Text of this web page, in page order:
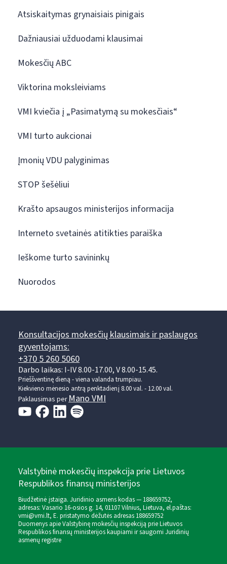
Atsiskaitymas grynaisiais pinigais
Dažniausiai užduodami klausimai
Mokesčių ABC
Viktorina moksleiviams
VMI kviečia į „Pasimatymą su mokesčiais“
VMI turto aukcionai
Įmonių VDU palyginimas
STOP šešėliui
Krašto apsaugos ministerijos informacija
Interneto svetainės atitikties paraiška
Ieškome turto savininkų
Nuorodos
Konsultacijos mokesčių klausimais ir paslaugos
gyventojams:
+370 5 260 5060
Darbo laikas: I-IV 8.00-17.00, V 8.00-15.45.
Prieššventinę dieną - viena valanda trumpiau.
Kiekvieno mėnesio antrą penktadienį 8.00 val. - 12.00 val.
Paklausimas perMano VMI
Valstybinė mokesčių inspekcija prie Lietuvos
Respublikos finansų ministerijos
Biudžetinė įstaiga. Juridinio asmens kodas — 188659752,
adresas: Vasario 16-osios g. 14, 01107 Vilnius, Lietuva, el.paštas:
vmi@vmi.lt, E. pristatymo dėžutės adresas 188659752
Duomenys apie Valstybinę mokesčių inspekciją prie Lietuvos
Respublikos finansų ministerijos kaupiami ir saugomi Juridinių
asmenų registre